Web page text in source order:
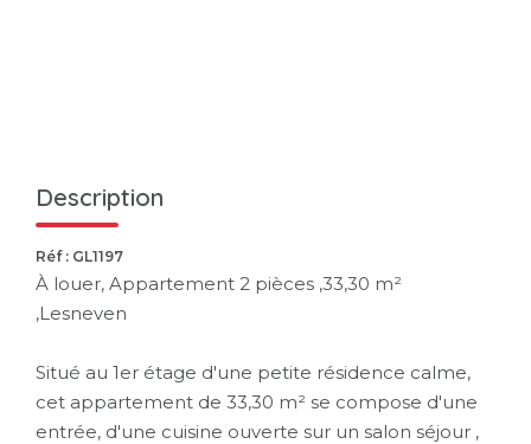
Description
Réf : GL1197
À louer, Appartement 2 pièces ,33,30 m²
,Lesneven
Situé au 1er étage d'une petite résidence calme,
cet appartement de 33,30 m² se compose d'une
entrée, d'une cuisine ouverte sur un salon séjour ,